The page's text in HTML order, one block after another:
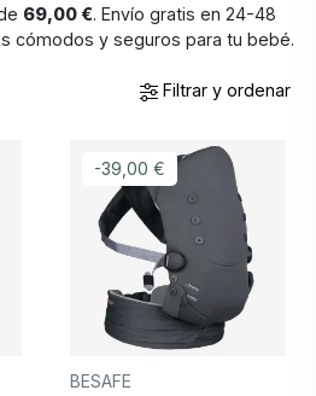
69,00 €. Envío gratis en 24-48
cómodos y seguros para tu bebé.
Filtrar y ordenar
-39,00 €
BESAFE